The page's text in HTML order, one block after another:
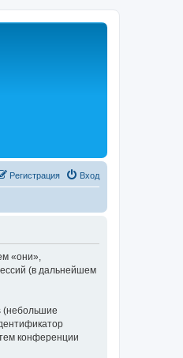
Вход
Регистрация
«они»,
(в дальнейшем
(небольшие
конференции